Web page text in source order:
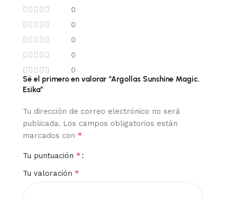
0
0
0
0
0
Sé el primero en valorar “Argollas Sunshine Magic.
Esika”
Tu dirección de correo electrónico no será
publicada. Los campos obligatorios están
marcados con *
Tu puntuación *
Tu valoración *